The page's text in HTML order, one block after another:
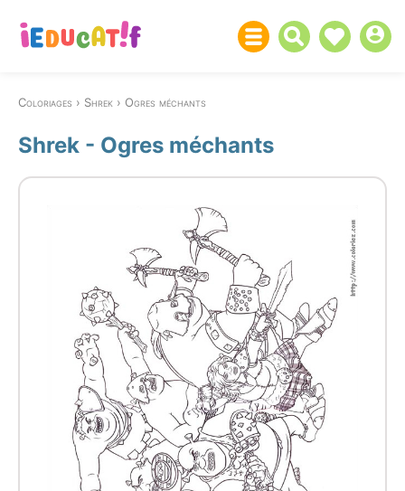
Coloriages Shrek Ogres méchants
Shrek - Ogres méchants